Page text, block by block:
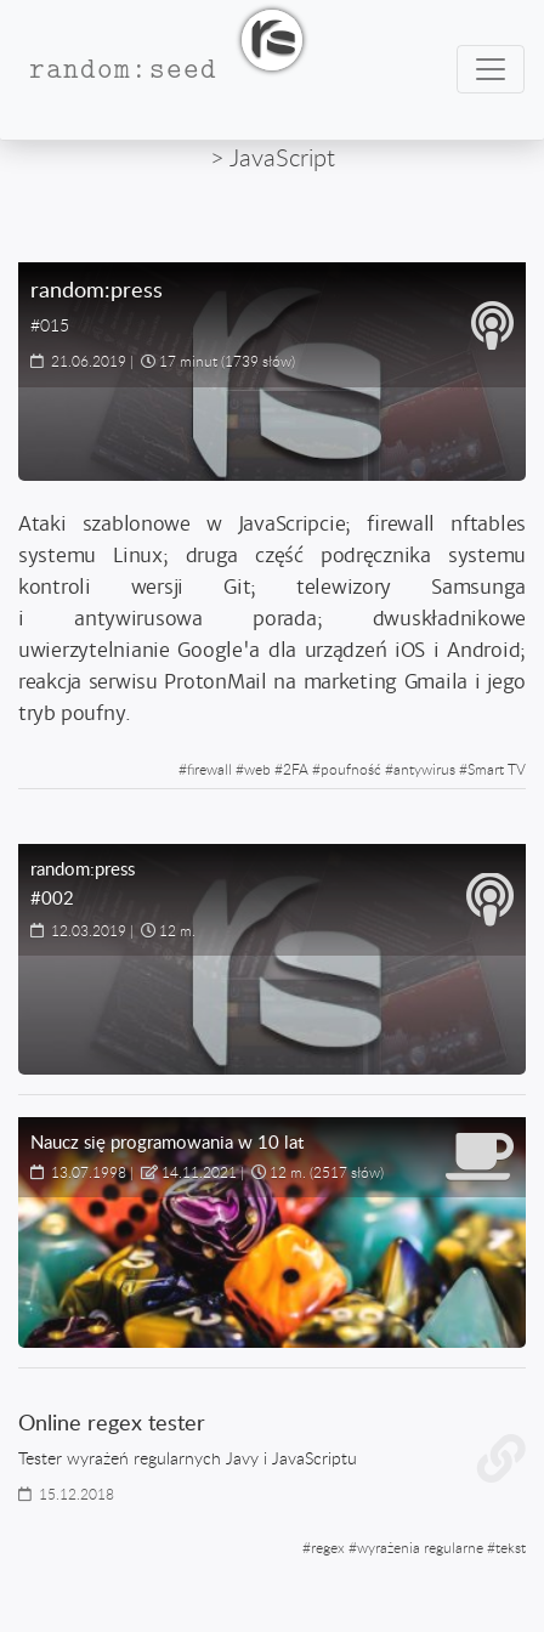
random:seed
> JavaScript
random:press
#015
21.06.2019 | 17 minut(1739 słów)
Ataki szablonowe w JavaScripcie; firewall nftables
systemu Linux; druga część podręcznika systemu
kontroli wersji Git; telewizory Samsunga
i antywirusowa porada; dwuskładnikowe
uwierzytelnianie Google'a dla urządzeń iOS i Android;
reakcja serwisu ProtonMail na marketing Gmaila i jego
tryb poufny.
#firewall #web #2FA#poufność #antywirus#Smart TV
random:press
#002
12.03.2019 | 12 m.
Naucz się programowania w 10 lat
13.07.1998| 14.11.2021| 12 m.(2517 słów)
Online regex tester
Tester wyrażeń regularnych Javy i JavaScriptu
15.12.2018
#regex #wyrażenia regularne#tekst